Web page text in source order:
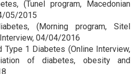
(Tunel program, Macedonian
05/2015
(Morning program, Sitel
04/04/2016
Type 1 Diabetes (Online Interview,
of diabetes, obesity and